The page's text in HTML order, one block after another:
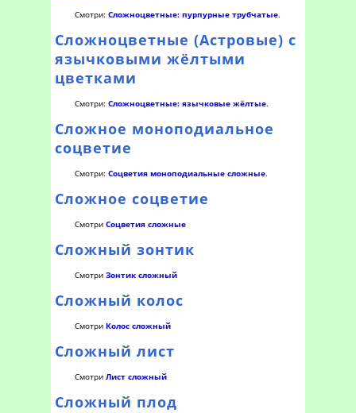
Смотри: Сложноцветные: пурпурные трубчатые.
Сложноцветные (Астровые) с
язычковыми жёлтыми
цветками
Смотри: Сложноцветные: язычковые жёлтые.
Сложное моноподиальное
соцветие
Смотри: Соцветия моноподиальные сложные.
Сложное соцветие
Смотри Соцветия сложные
Сложный зонтик
Смотри Зонтик сложный
Сложный колос
Смотри Колос сложный
Сложный лист
Смотри Лист сложный
Сложный плод